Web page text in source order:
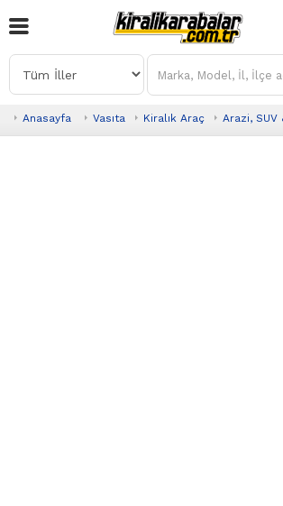
Anasayfa Vasıta Kiralık Araç Arazi, SUV